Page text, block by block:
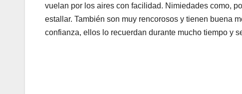
vuelan por los aires con facilidad. Nimiedades como,
estallar. También son muy rencorosos y tienen buena
confianza, ellos lo recuerdan durante mucho tiempo y